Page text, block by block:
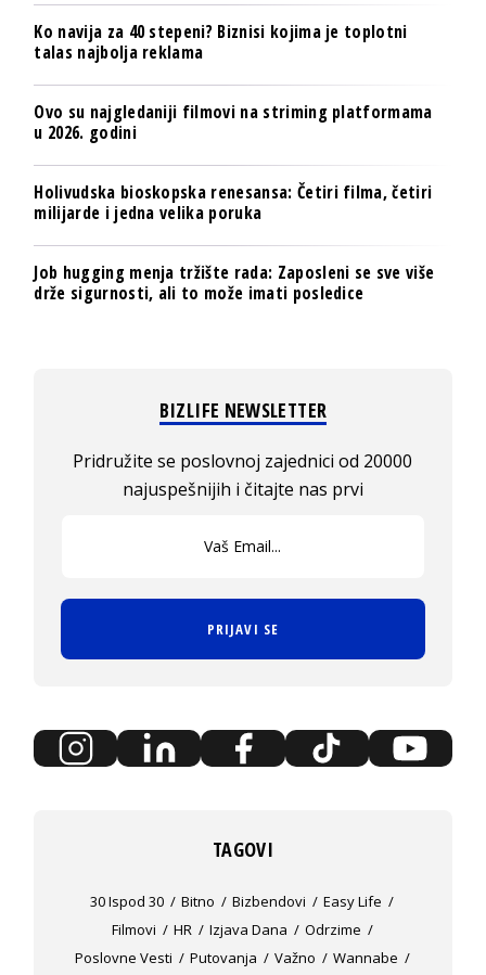
Ko navija za 40 stepeni? Biznisi kojima je toplotni
talas najbolja reklama
Ovo su najgledaniji filmovi na striming platformama
u 2026. godini
Holivudska bioskopska renesansa: Četiri filma, četiri
milijarde i jedna velika poruka
Job hugging menja tržište rada: Zaposleni se sve više
drže sigurnosti, ali to može imati posledice
BIZLIFE NEWSLETTER
Pridružite se poslovnoj zajednici od 20000
najuspešnijih i čitajte nas prvi
PRIJAVI SE
TAGOVI
30 Ispod 30 Bitno Bizbendovi
Easy Life
Filmovi
HR Izjava Dana
Odrzime
Poslovne Vesti
Putovanja Važno
Wannabe